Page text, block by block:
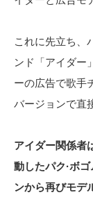
これに先立ち、
ンド「アイダー
ーの広告で歌手
バージョンで直
アイダー関係者
動したパク·ボ
ンから再びモデ